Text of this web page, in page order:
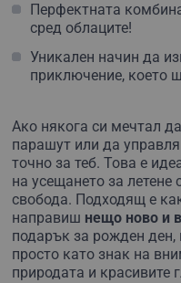
Перфектната
сред облаците!
Уникален начин да
приключение, което
Ако някога си мечтал
парашут или да
точно за теб. Това е
на усещането за летене
свобода. Подходящ е
направиш нещо ново и
подарък за рожден
просто като знак на
природата и красивите